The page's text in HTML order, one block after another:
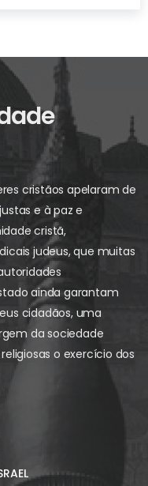
cristãos apelaram de
e à paz e
cristã,
judeus, que muitas
ainda garantam
cidadãos, uma
da sociedade
o exercício dos